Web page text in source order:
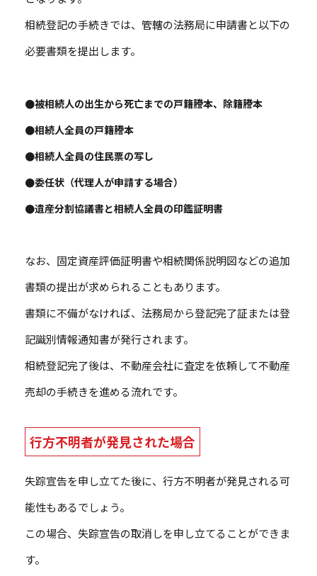
相続登記の手続きでは、管轄の法務局に申請書と以下の
必要書類を提出します。
●被相続人の出生から死亡までの戸籍謄本、除籍謄本
●相続人全員の戸籍謄本
●相続人全員の住民票の写し
●委任状（代理人が申請する場合）
●遺産分割協議書と相続人全員の印鑑証明書
なお、固定資産評価証明書や相続関係説明図などの追加
書類の提出が求められることもあります。
書類に不備がなければ、法務局から登記完了証または登
記識別情報通知書が発行されます。
相続登記完了後は、不動産会社に査定を依頼して不動産
売却の手続きを進める流れです。
行方不明者が発見された場合
失踪宣告を申し立てた後に、行方不明者が発見される可
能性もあるでしょう。
この場合、失踪宣告の取消しを申し立てることができま
す。